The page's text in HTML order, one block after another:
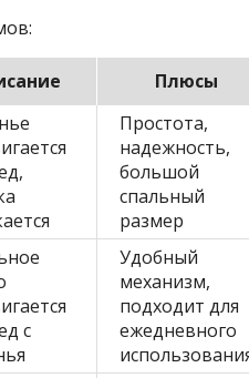
Плюсы
Простота,
надежность,
большой
спальный
размер
с
Удобный
механизм,
подходит для
ежедневного